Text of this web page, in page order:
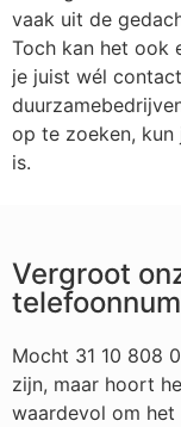
vaak uit de
Toch kan het ook
je juist wél
op te zoeken,
is.
Vergroot
Mocht 31 10 808
zijn, maar hoort
waardevol om het